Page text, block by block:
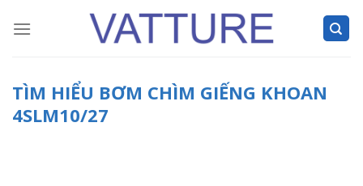
TÌM HIỂU BƠM CHÌM GIẾNG KHOAN
4SLM10/27